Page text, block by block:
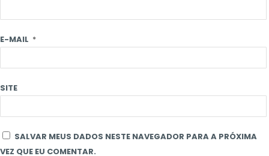
E-MAIL *
SITE
SALVAR MEUS DADOS NESTE NAVEGADOR PARA A PRÓXIMA
VEZ QUE EU COMENTAR.